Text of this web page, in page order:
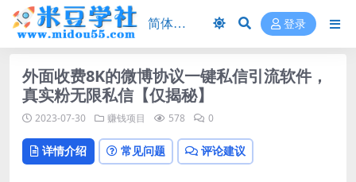
登录
外面收费8K的微博协议一键私信引流软件，
真实粉无限私信【仅揭秘】
2023-07-30 赚钱项目 578 0
详情介绍 常见问题 评论建议